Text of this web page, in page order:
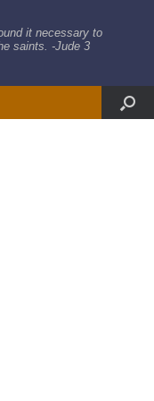
it necessary to
saints. -Jude 3